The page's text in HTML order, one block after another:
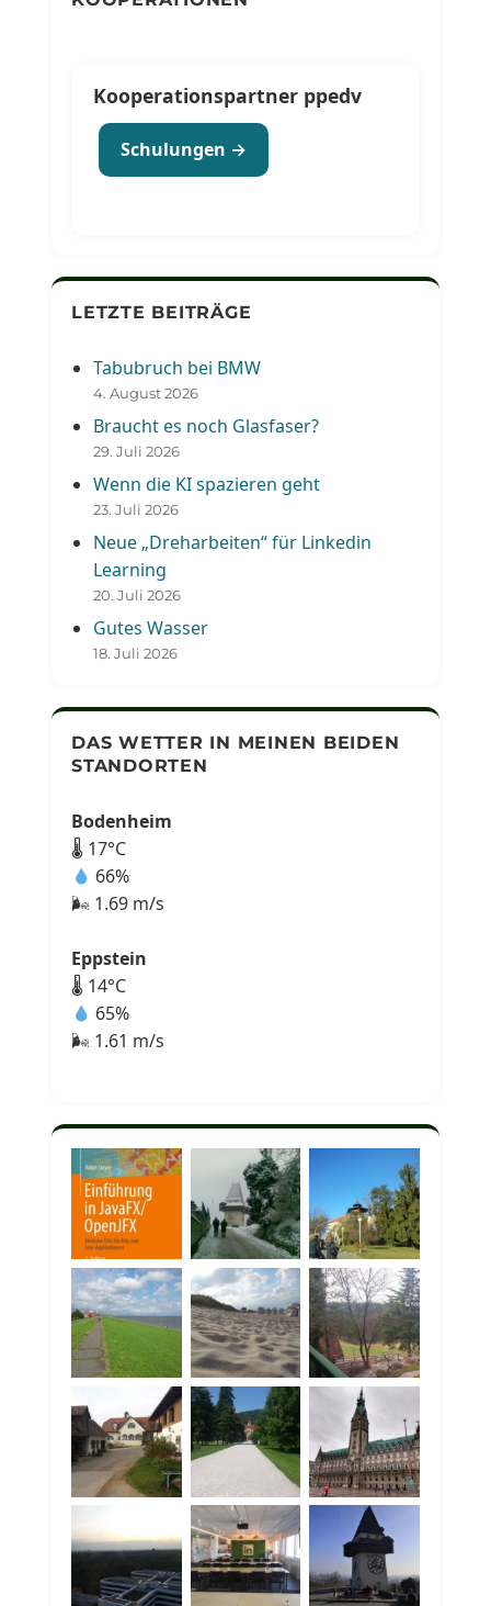
Kooperationspartner ppedv
Schulungen →
LETZTE BEITRÄGE
Tabubruch bei BMW
4. August 2026
Braucht es noch Glasfaser?
29. Juli 2026
Wenn die KI spazieren geht
23. Juli 2026
Neue „Dreharbeiten“ für Linkedin
Learning
20. Juli 2026
Gutes Wasser
18. Juli 2026
DAS WETTER IN MEINEN BEIDEN
STANDORTEN
Bodenheim
🌡 17°C
66%
🌬 1.69 m/s
Eppstein
🌡 14°C
65%
🌬 1.61 m/s